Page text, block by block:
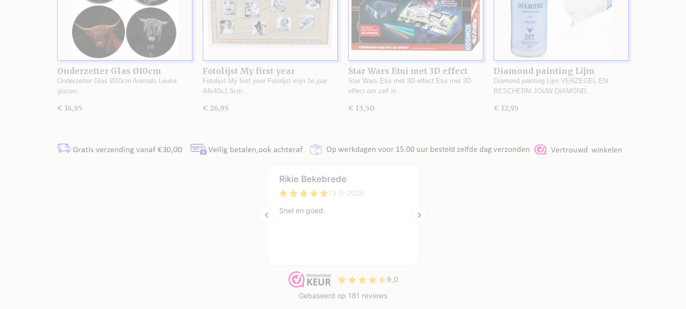
Onderzetter Glas Ø10cm
Animals
Onderzetter Glas Ø10cm Animals Leuke
glazen…
€ 14,95
Fotolijst My first year
Fotolijst My first year Fotolijst mijn 1e jaar
44x40x1.5cm…
€ 26,95
Star Wars Etui met 3D effect
Star Wars Etui met 3D effect Etui met 3D
effect om zelf in…
€ 13,50
Diamond painting Lijm
Diamond painting Lijm VERZEGEL EN
BESCHERM JOUW DIAMOND…
€ 12,95